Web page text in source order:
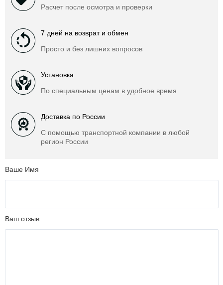
Расчет после осмотра и проверки
7 дней на возврат и обмен
Просто и без лишних вопросов
Установка
По специальным ценам в удобное время
Доставка по России
С помощью транспортной компании в любой
регион России
Ваше Имя
Ваш отзыв